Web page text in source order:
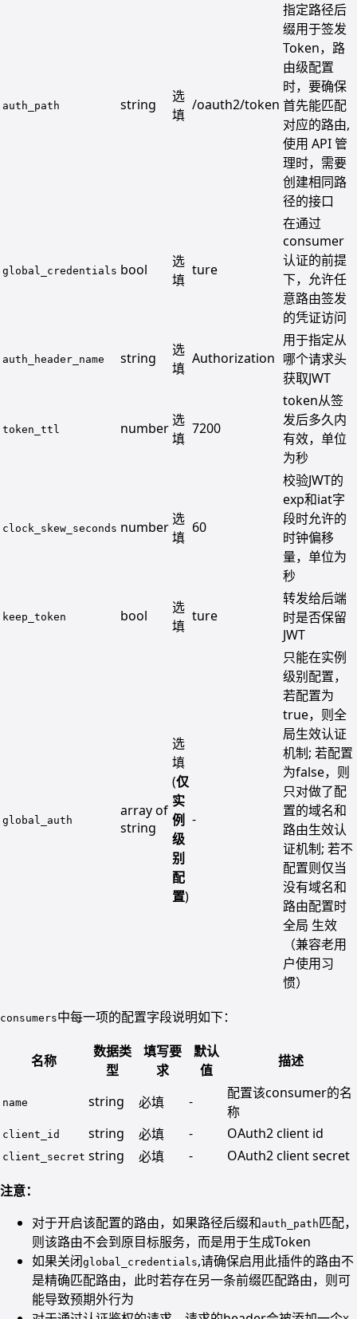
auth_path string
选
填
/oauth2/token
指定路径后
缀用于签发
Token，路
由级配置
时，要确保
首先能匹配
对应的路由,
使用 API 管
理时，需要
创建相同路
径的接口
global_credentials bool
选
填
ture
在通过
consumer
认证的前提
下，允许任
意路由签发
的凭证访问
auth_header_name string
选
填
Authorization
用于指定从
哪个请求头
获取JWT
token_ttl number选
填
7200
token从签
发后多久内
有效，单位
为秒
clock_skew_seconds number选
填
60
校验JWT的
exp和iat字
段时允许的
时钟偏移
量，单位为
秒
keep_token bool
选
填
ture
转发给后端
时是否保留
JWT
global_auth
array of
string
选
填
(仅
实
例
级
别
配
置)
-
只能在实例
级别配置，
若配置为
true，则全
局生效认证
机制; 若配置
为false，则
只对做了配
置的域名和
路由生效认
证机制; 若不
配置则仅当
没有域名和
路由配置时
全局 生效
（兼容老用
户使用习
惯）
consumers中每一项的配置字段说明如下：
名称
数据类
型
填写要
求
默认
值
描述
name string 必填 -
配置该consumer的名
称
client_id string 必填 - OAuth2 client id
client_secret string 必填 -
OAuth2 client secret
注意：
对于开启该配置的路由，如果路径后缀和auth_path匹配，
则该路由不会到原目标服务，而是用于生成Token
如果关闭global_credentials,请确保启用此插件的路由不
是精确匹配路由，此时若存在另一条前缀匹配路由，则可
能导致预期外行为